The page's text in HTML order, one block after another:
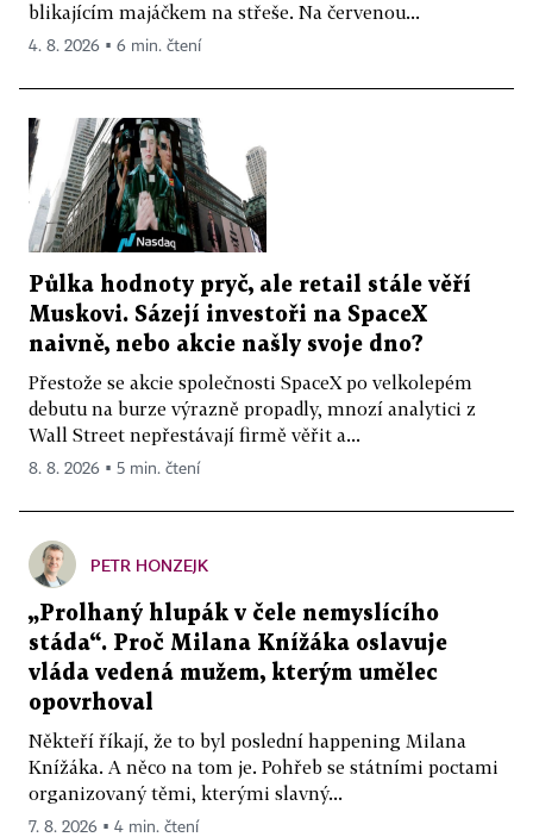
blikajícím majáčkem na střeše. Na červenou...
4. 8. 2026 ▪ 6 min. čtení
Půlka hodnoty pryč, ale retail stále věří
Muskovi. Sázejí investoři na SpaceX
naivně, nebo akcie našly svoje dno?
Přestože se akcie společnosti SpaceX po velkolepém
debutu na burze výrazně propadly, mnozí analytici z
Wall Street nepřestávají firmě věřit a...
8. 8. 2026 ▪ 5 min. čtení
PETR HONZEJK
„Prolhaný hlupák v čele nemyslícího
stáda“. Proč Milana Knížáka oslavuje
vláda vedená mužem, kterým umělec
opovrhoval
Někteří říkají, že to byl poslední happening Milana
Knížáka. A něco na tom je. Pohřeb se státními poctami
organizovaný těmi, kterými slavný...
7. 8. 2026 ▪ 4 min. čtení